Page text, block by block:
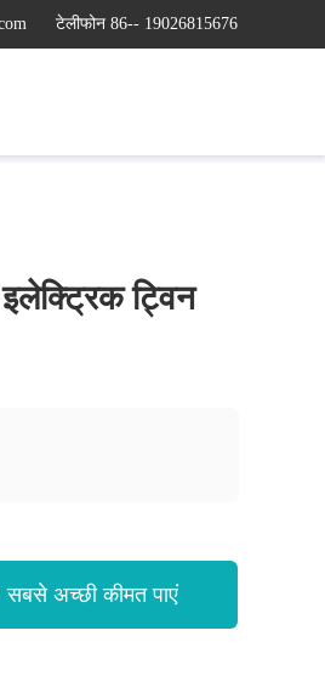
टेलीफोन 86-- 19026815676
ट्विन
सबसे अच्छी कीमत पाएं